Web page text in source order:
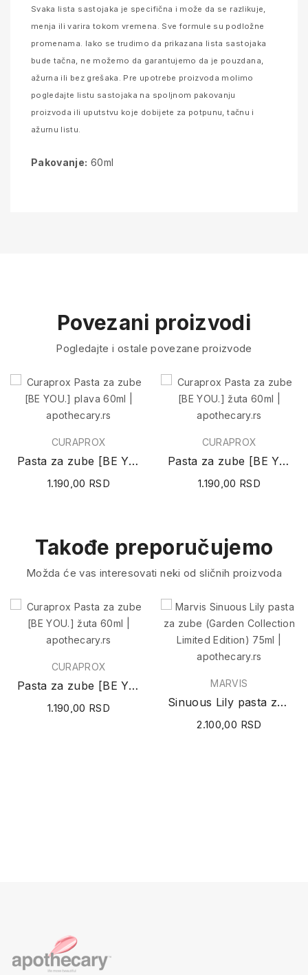
Svaka lista sastojaka je specifična i može da se razlikuje,
menja ili varira tokom vremena. Sve formule su podložne
promenama. Iako se trudimo da prikazana lista sastojaka
bude tačna, ne možemo da garantujemo da je pouzdana,
ažurna ili bez grešaka. Pre upotrebe proizvoda molimo
pogledajte listu sastojaka na spoljnom pakovanju
proizvoda ili uputstvu koje dobijete za potpunu, tačnu i
ažurnu listu.
Pakovanje: 60ml
Povezani proizvodi
Pogledajte i ostale povezane proizvode
CURAPROX
Pasta za zube [BE YOU.] plava 60ml
1.190,00 RSD
CURAPROX
Pasta za zube [BE YOU.] žuta 60ml
1.190,00 RSD
Takođe preporučujemo
Možda će vas interesovati neki od sličnih proizvoda
CURAPROX
Pasta za zube [BE YOU.] žuta 60ml
1.190,00 RSD
MARVIS
Sinuous Lily pasta za zube (Garden Collection...
2.100,00 RSD